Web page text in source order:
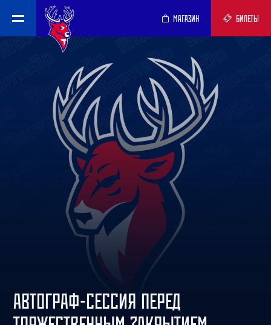
МАГАЗИН БИЛЕТЫ
АВТОГРАФ-СЕССИЯ ПЕРЕД